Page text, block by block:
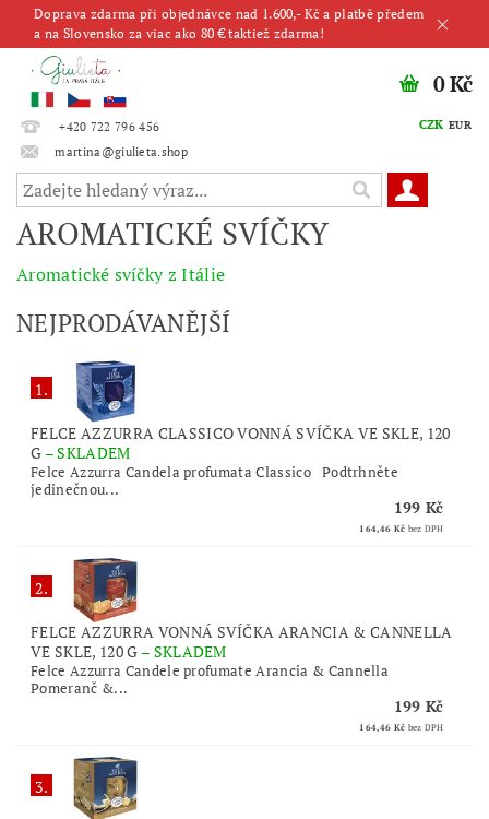
Doprava zdarma při objednávce nad 1.600,- Kč a platbě předem
a na Slovensko za viac ako 80 € taktiež zdarma!
+420 722 796 456
martina@giulieta.shop
CZK EUR
0 Kč
AROMATICKÉ SVÍČKY
Aromatické svíčky z Itálie
NEJPRODÁVANĚJŠÍ
1.
FELCE AZZURRA CLASSICO VONNÁ SVÍČKA VE SKLE, 120
G –SKLADEM
Felce Azzurra Candela profumata Classico Podtrhněte
jedinečnou...
199 Kč
164,46 Kč bez DPH
2.
FELCE AZZURRA VONNÁ SVÍČKA ARANCIA & CANNELLA
VE SKLE, 120 G – SKLADEM
Felce Azzurra Candele profumate Arancia & Cannella
Pomeranč &...
199 Kč
164,46 Kč bez DPH
3.